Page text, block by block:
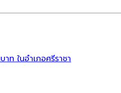
ท ในอำเภอศรีราชา